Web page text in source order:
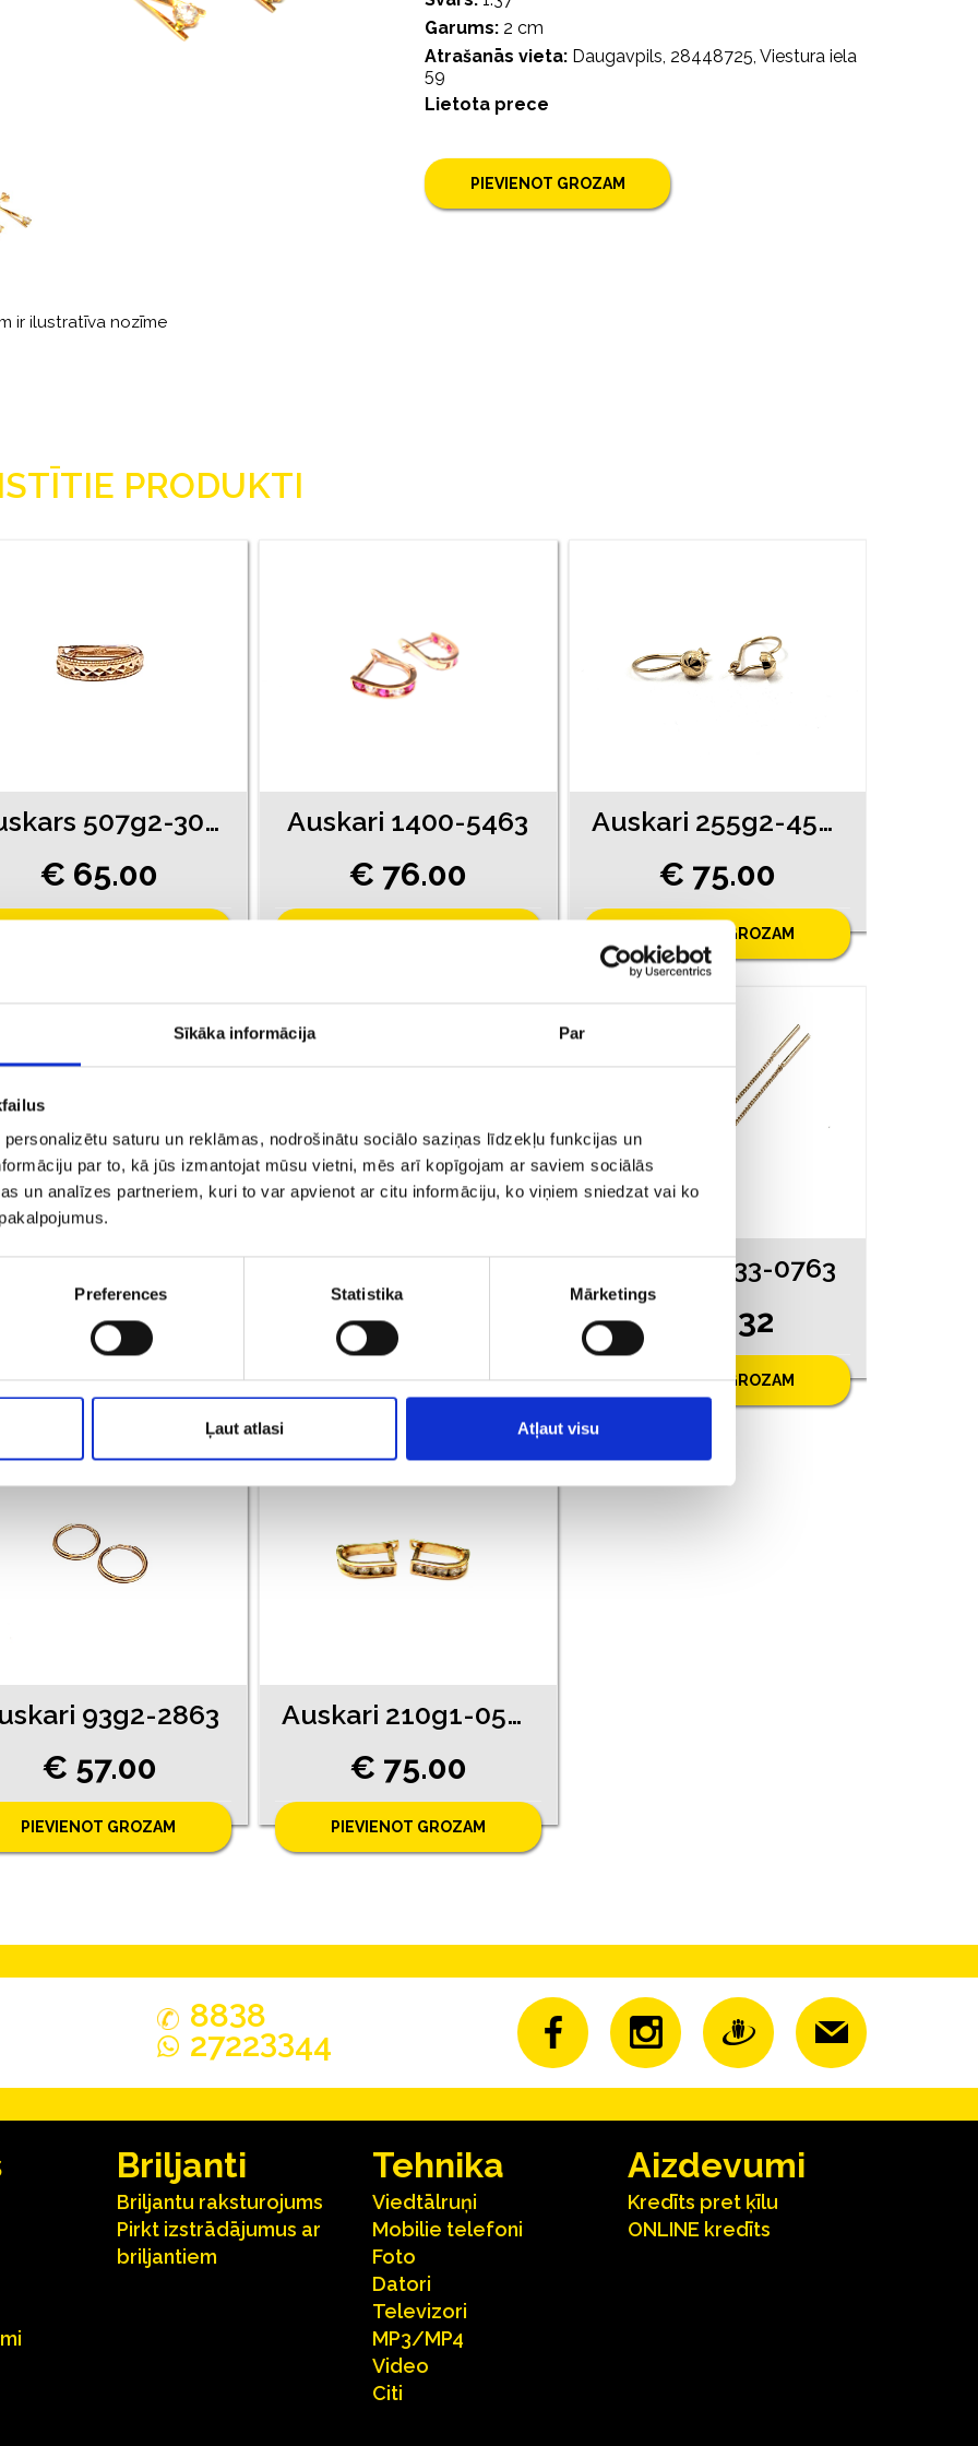
Sīkāka informācija Par
saturu un reklāmas, nodrošinātu sociālo saziņas līdzekļu funkcijas un
par to, kā jūs izmantojat mūsu vietni, mēs arī kopīgojam ar saviem sociālās
un analīzes partneriem, kuri to var apvienot ar citu informāciju, ko viņiem sniedzat vai ko
Preferences Statistika Mārketings
Ļaut atlasi Atļaut visu
ir ilustratīva nozīme
Garums: 2 cm
Atrašanās vieta: Daugavpils, 28448725, Viestura iela
59
Lietota prece
PIEVIENOT GROZAM
PRODUKTI
Auskars 507g2-3051
€ 65.00
Auskari 1400-5463
€ 76.00
Auskari 255g2-4561
€ 75.00
PIEVIENOT GROZAM
1632-3463
€ 50.00
PIEVIENOT GROZAM
Auskars 2443-3463
€ 47.00
PIEVIENOT GROZAM
Auskari 4533-0763
€ 82.32
PIEVIENOT GROZAM
93g2-2863
€ 57.00
PIEVIENOT GROZAM
Auskari 210g1-0563
€ 75.00
PIEVIENOT GROZAM
8838
27223344
Briljanti
Briljantu raksturojums
Pirkt izstrādājumus ar
briljantiem
Tehnika
Viedtālruņi
Mobilie telefoni
Foto
Datori
Televizori
MP3/MP4
Video
Citi
Aizdevumi
Kredīts pret ķīlu
ONLINE kredīts